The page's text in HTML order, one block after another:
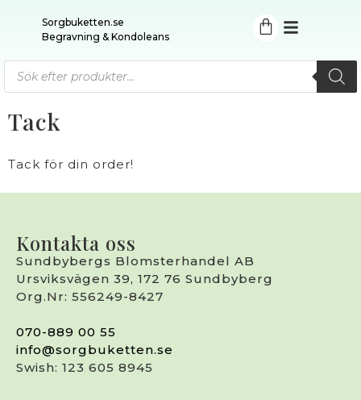
Sorgbuketten.se
Begravning & Kondoleans
Tack
Tack för din order!
Kontakta oss
Sundbybergs Blomsterhandel AB
Ursviksvägen 39, 172 76 Sundbyberg
Org.Nr: 556249-8427
070-889 00 55
info@sorgbuketten.se
Swish: 123 605 8945